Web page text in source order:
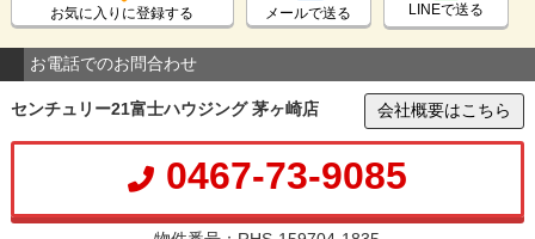
お気に入りに登録する メールで送る LINEで送る
お電話でのお問合わせ
センチュリー21富士ハウジング 茅ヶ崎店 会社概要はこちら
0467-73-9085